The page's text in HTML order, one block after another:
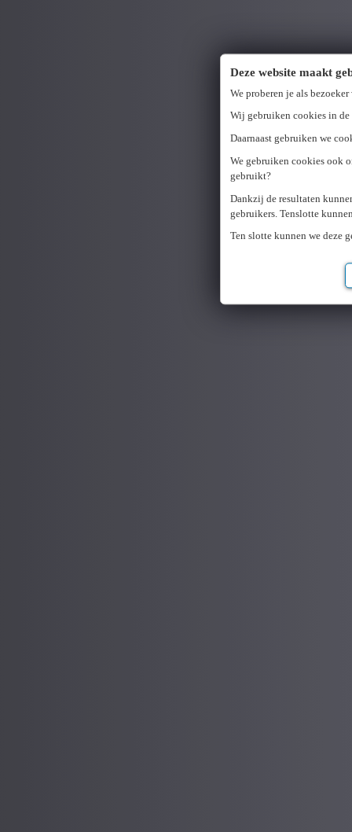
Deze website maakt
We proberen je als
Wij gebruiken cookies in de
Daarnaast gebruiken we
We gebruiken cookies ook
gebruikt?
Dankzij de resultaten
gebruikers. Tenslotte
Ten slotte kunnen we deze